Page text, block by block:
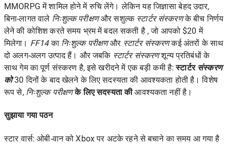
MMORPG में शामिल होने में रुचि लेंगे। लेकिन यह जिज्ञासा बेहद उदार,
बिना-लागत वाले निःशुल्क परीक्षणऔर सशुल्क स्टार्टर संस्करणके बीच निर्णय
लेने की कोशिश करते समय भ्रम में बदल सकती है , जो आपको $20 में
मिलेगा। FF14का निःशुल्क परीक्षणऔर स्टार्टर संस्करणकई अंतरों के साथ
दो अलग-अलग उत्पाद हैं। और जबकि स्टार्टर संस्करणशून्य प्रतिबंधों के
साथ गेम का पूर्ण संस्करण है, इसे खरीदने में एक बड़ी कमी है:स्टार्टर संस्करण
को30 दिनों के बाद खेलने के लिए सदस्यता की आवश्यकता होती है। विशेष
रूप से, निःशुल्क परीक्षणके लिए सदस्यता कीआवश्यकता नहीं है।
सुझाया गया पठन
स्टार वार्स: ओबी-वान को Xbox पर अटके रहने से बचाने का समय आ गया है